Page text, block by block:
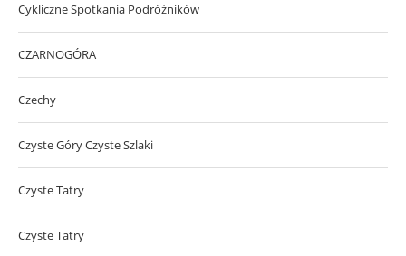
Cykliczne Spotkania Podróżników
CZARNOGÓRA
Czechy
Czyste Góry Czyste Szlaki
Czyste Tatry
Czyste Tatry